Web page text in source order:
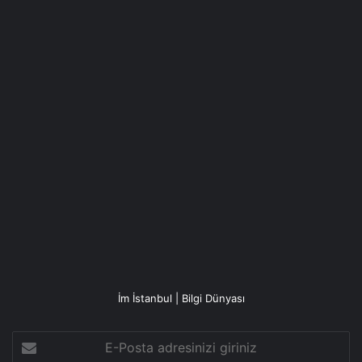
İm İstanbul | Bilgi Dünyası
Posta